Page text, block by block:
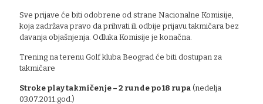
Sve prijave će biti odobrene od strane Nacionalne Komisije,
koja zadržava pravo da prihvati ili odbije prijavu takmičara bez
davanja objašnjenja. Odluka Komisije je konačna.
Trening na terenu Golf kluba Beograd će biti dostupan za
takmičare
Stroke play takmičenje – 2 runde po 18 rupa (nedelja
03.07.2011.god.)